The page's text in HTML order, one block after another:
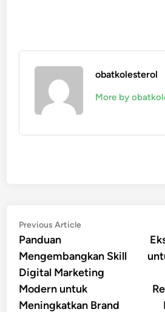
obatkolesterol
More by
Post
navigation
Previous ArticlePrevious
Panduan
Mengembangkan Skill
Digital Marketing
Modern untuk
Meningkatkan Brand